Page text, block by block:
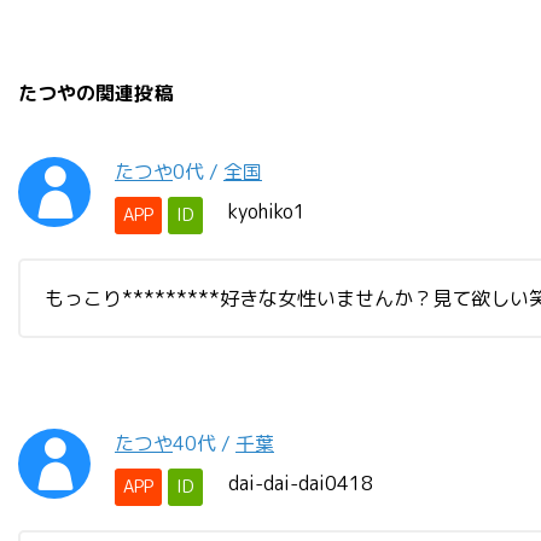
たつやの関連投稿
たつや0代 / 全国
APP ID kyohiko1
もっこり*********好きな女性いませんか？見て欲しい
たつや40代 / 千葉
APP ID dai-dai-dai0418